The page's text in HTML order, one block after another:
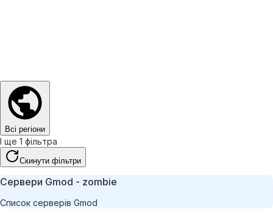
Всі регіони
І ще 1 фільтра
Скинути фільтри
Сервери Gmod - zombie
Список серверів Gmod